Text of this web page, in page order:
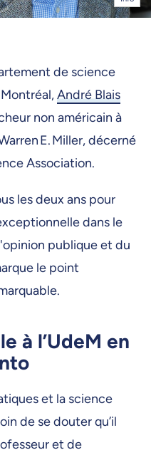
de science
André Blais
non américain à
E. Miller, décerné
Association.
les deux ans pour
dans le
publique et du
le point
à l’UdeM en
et la science
de se douter qu’il
et de